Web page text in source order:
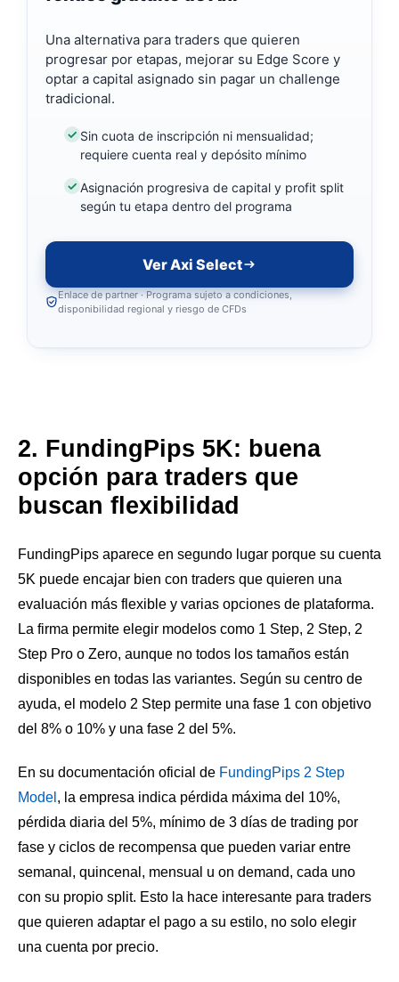
Una alternativa para traders que quieren
progresar por etapas, mejorar su Edge Score y
optar a capital asignado sin pagar un challenge
tradicional.
Sin cuota de inscripción ni mensualidad;
requiere cuenta real y depósito mínimo
Asignación progresiva de capital y profit split
según tu etapa dentro del programa
Ver Axi Select
Enlace de partner · Programa sujeto a condiciones,
disponibilidad regional y riesgo de CFDs
2. FundingPips 5K: buena
opción para traders que
buscan flexibilidad
FundingPips aparece en segundo lugar porque su cuenta
5K puede encajar bien con traders que quieren una
evaluación más flexible y varias opciones de plataforma.
La firma permite elegir modelos como 1 Step, 2 Step, 2
Step Pro o Zero, aunque no todos los tamaños están
disponibles en todas las variantes. Según su centro de
ayuda, el modelo 2 Step permite una fase 1 con objetivo
del 8% o 10% y una fase 2 del 5%.
En su documentación oficial de FundingPips 2 Step
Model , la empresa indica pérdida máxima del 10%,
pérdida diaria del 5%, mínimo de 3 días de trading por
fase y ciclos de recompensa que pueden variar entre
semanal, quincenal, mensual u on demand, cada uno
con su propio split. Esto la hace interesante para traders
que quieren adaptar el pago a su estilo, no solo elegir
una cuenta por precio.